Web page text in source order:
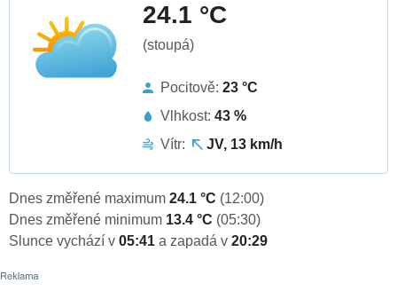
24.1 °C
(stoupá)
Pocitově: 23 °C
Vlhkost: 43 %
Vítr:
JV, 13 km/h
Dnes změřené maximum 24.1 °C (12:00)
Dnes změřené minimum 13.4 °C (05:30)
Slunce vychází v 05:41 a zapadá v 20:29